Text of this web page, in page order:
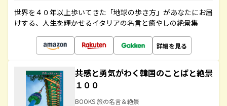
世界を４０年以上歩いてきた「地球の歩き方」があなたにお届
けする、人生を輝かせるイタリアの名言と癒やしの絶景集
詳細を見る
共感と勇気がわく韓国のことばと絶景
１００
BOOKS 旅の名言＆絶景